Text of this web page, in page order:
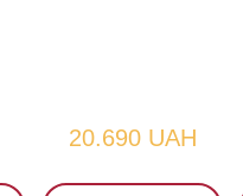
20.690 UAH